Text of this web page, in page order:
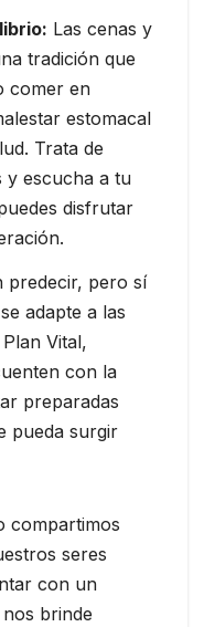
Las cenas y
tradición que
comer en
estomacal
Trata de
y escucha a tu
disfrutar
predecir, pero sí
adapte a las
Vital,
con la
preparadas
pueda surgir
compartimos
seres
con un
brinde